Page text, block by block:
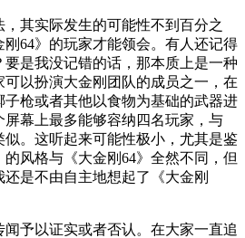
其实际发生的可能性不到百分之
64》的玩家才能领会。有人还记得
是我没记错的话，那本质上是一种
以扮演大金刚团队的成员之一，在
枪或者其他以食物为基础的武器进
幕上最多能够容纳四名玩家，与
似。这听起来可能性极小，尤其是鉴
风格与《大金刚64》全然不同，但
是不由自主地想起了《大金刚
予以证实或者否认。在大家一直追